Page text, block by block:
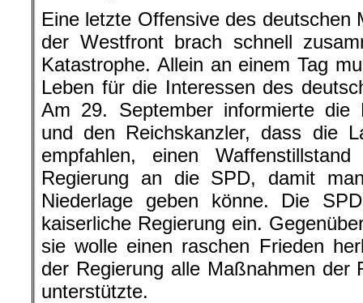
Eine letzte Offensive des deutschen
der Westfront brach schnell
Katastrophe. Allein an einem Tag
Leben für die Interessen des
Am 29. September informierte die
und den Reichskanzler, dass die
empfahlen, einen
Regierung an die SPD, damit
Niederlage geben könne. Die
kaiserliche Regierung ein.
sie wolle einen raschen Frieden
der Regierung alle Maßnahmen der
unterstützte.